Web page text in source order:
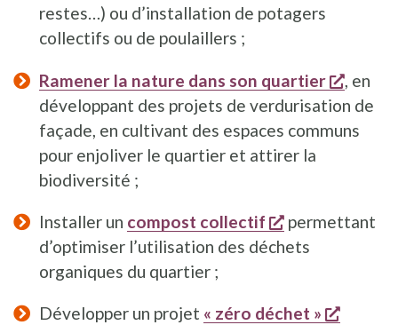
restes…) ou d’installation de potagers
collectifs ou de poulaillers ;
Ramener la nature dans son quartier
, en
développant des projets de verdurisation de
façade, en cultivant des espaces communs
pour enjoliver le quartier et attirer la
biodiversité ;
Installer un compost collectif s'ouvre dans
permettant
d’optimiser l’utilisation des déchets
organiques du quartier ;
Développer un projet « zéro déchet »